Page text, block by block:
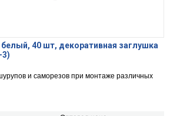
40 шт, декоративная заглушка
3)
и саморезов при монтаже различных